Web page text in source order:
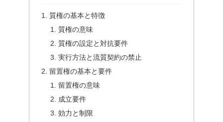
質権の基本と特徴
質権の意味
質権の設定と対抗要件
実行方法と流質契約の禁止
留置権の基本と要件
留置権の意味
成立要件
効力と制限